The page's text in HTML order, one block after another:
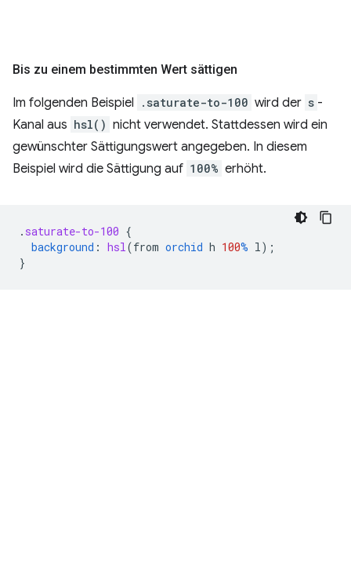
Bis zu einem bestimmten Wert sättigen
Im folgenden Beispiel .saturate-to-100 wird der s -
Kanal aus hsl() nicht verwendet. Stattdessen wird ein
gewünschter Sättigungswert angegeben. In diesem
Beispiel wird die Sättigung auf 100% erhöht.
. saturate-to-100 {
background : hsl (from orchid h 100% l );
}